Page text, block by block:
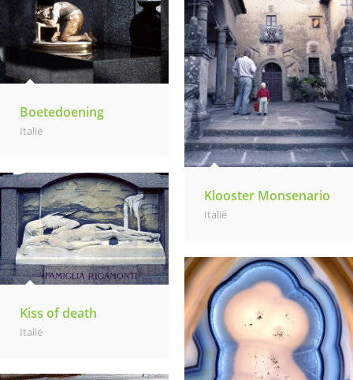
Klooster Monsenario
Italië
Boetedoening
Italië
Kiss of death
Italië